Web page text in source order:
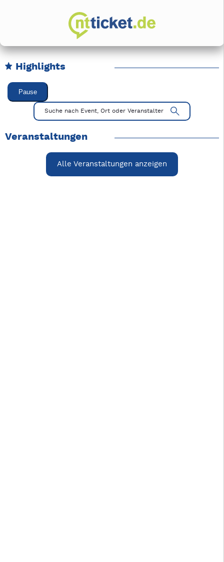
Highlights
Karussell Veranstaltungen überspringen
Pause
Mit Tab zu den Steuerelementen wechseln. Mit Pfeiltasten
Suche nach Event, Ort oder Veranstalter
Veranstaltungen
Alle Veranstaltungen anzeigen